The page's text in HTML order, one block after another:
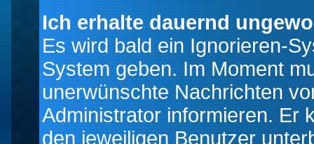
Ich erhalte dauernd
Es wird bald ein Ignorieren-
System geben. Im Moment
unerwünschte Nachrichten
Administrator informieren. Er
den jeweiligen Benutzer